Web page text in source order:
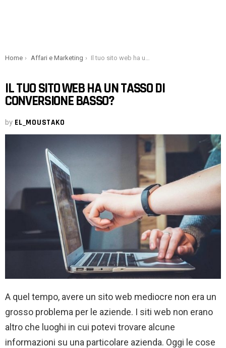
You are here:
Home Affari e Marketing Il tuo sito web ha un tasso di conversione basso?
IL TUO SITO WEB HA UN TASSO DI
CONVERSIONE BASSO?
by EL_MOUSTAKO
A quel tempo, avere un sito web mediocre non era un
grosso problema per le aziende. I siti web non erano
altro che luoghi in cui potevi trovare alcune
informazioni su una particolare azienda. Oggi le cose